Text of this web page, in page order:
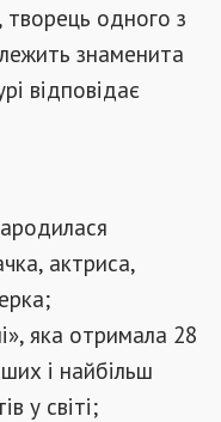
творець одного з
знаменита
відповідає
актриса,
яка отримала 28
і найбільш
у світі;